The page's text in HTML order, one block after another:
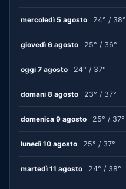
mercoledì 5 agosto 24° / 38°
giovedì 6 agosto 25° / 36°
oggi 7 agosto 24° / 37°
domani 8 agosto 23° / 37°
domenica 9 agosto 25° / 37°
lunedì 10 agosto 25° / 37°
martedì 11 agosto 24° / 38°